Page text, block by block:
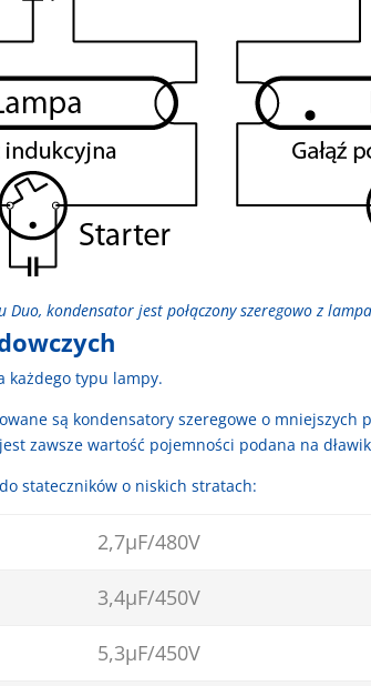
Duo, kondensator jest połączony szeregowo z
każdego typu lampy.
są kondensatory szeregowe o
zawsze wartość pojemności podana na
stateczników o niskich stratach:
2,7µF/480V
3,4µF/450V
5,3µF/450V